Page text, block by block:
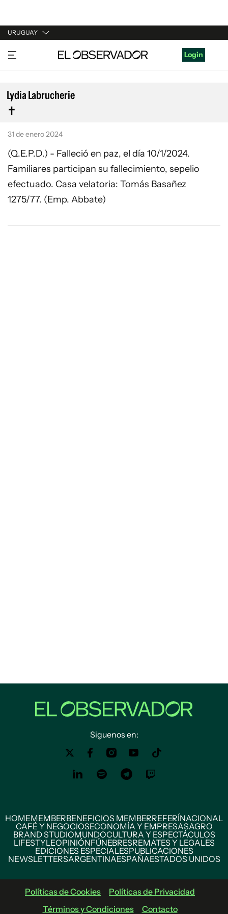
URUGUAY
URUGUAY
ARGENTINA
ESPAÑA
ESTADOS UNIDOS
Login
Lydia Labrucherie
31 de enero 2024
(Q.E.P.D.) - Falleció en paz, el día 10/1/2024.
Familiares participan su fallecimiento, sepelio
efectuado. Casa velatoria: Tomás Basañez
1275/77. (Emp. Abbate)
Siguenos en:
HOMEMEMBERBENEFICIOS MEMBERREFERÍNACIONAL
CAFÉ Y NEGOCIOSECONOMÍA Y EMPRESASAGRO
BRAND STUDIOMUNDOCULTURA Y ESPECTÁCULOS
LIFESTYLEOPINIÓNFÚNEBRESREMATES Y LEGALES
EDICIONES ESPECIALESPUBLICACIONES
NEWSLETTERSARGENTINAESPAÑAESTADOS UNIDOS
Políticas de Cookies
Políticas de Privacidad
Términos y Condiciones
Contacto